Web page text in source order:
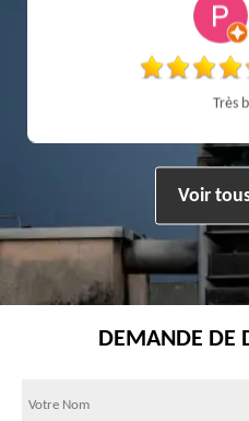
Très
Voir
DEMANDE DE